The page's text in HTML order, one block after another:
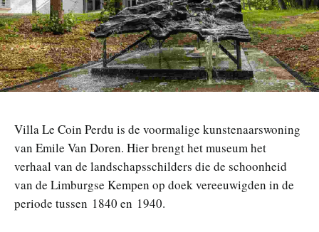
n
Villa Le Coin Perdu is de voormalige kunstenaarswoning
van Emile Van Doren. Hier brengt het museum het
verhaal van de landschapsschilders die de schoonheid
van de Limburgse Kempen op doek vereeuwigden in de
periode tussen 1840 en 1940.